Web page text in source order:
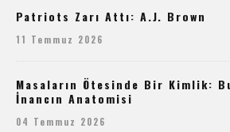
Patriots Zarı Attı: A.J. Brown
11 Temmuz 2026
Masaların Ötesinde Bir Kimlik:
İnancın Anatomisi
04 Temmuz 2026